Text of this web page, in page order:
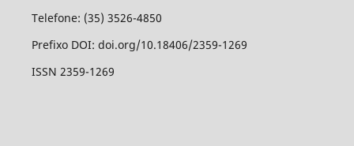
Telefone: (35) 3526-4850
Prefixo DOI: doi.org/10.18406/2359-1269
ISSN 2359-1269